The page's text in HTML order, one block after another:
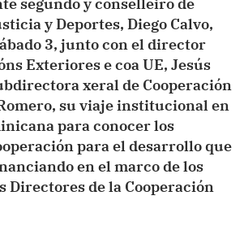
y Deportes, Diego Calvo,
3, junto con el director
Exteriores e coa UE, Jesús
xeral de Cooperación
su viaje institucional en
para conocer los
para el desarrollo que
en el marco de los
Directores de la Cooperación